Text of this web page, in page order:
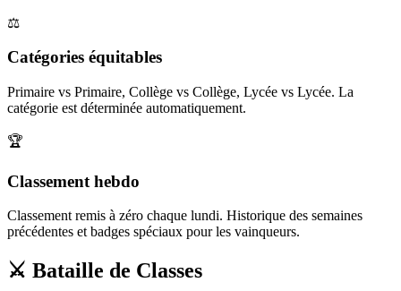
⚖️
Catégories équitables
Primaire vs Primaire, Collège vs Collège, Lycée vs Lycée. La
catégorie est déterminée automatiquement.
🏆
Classement hebdo
Classement remis à zéro chaque lundi. Historique des semaines
précédentes et badges spéciaux pour les vainqueurs.
⚔️ Bataille de Classes